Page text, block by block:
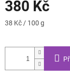
380 Kč
Měrná
38 Kč / 100 g